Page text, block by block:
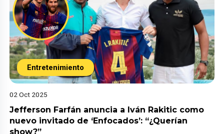
Entretenimiento
02 Oct 2025
Jefferson Farfán anuncia a Iván Rakitic como
nuevo invitado de ‘Enfocados’: “¿Querían
show?”